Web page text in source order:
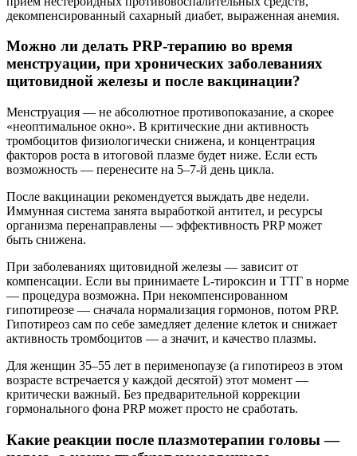
декомпенсированный сахарный диабет, выраженная анемия.
Можно ли делать PRP-терапию во время
менструации, при хронических заболеваниях
щитовидной железы и после вакцинации?
Менструация — не абсолютное противопоказание, а скорее
«неоптимальное окно». В критические дни активность
тромбоцитов физиологически снижена, и концентрация
факторов роста в итоговой плазме будет ниже. Если есть
возможность — перенесите на 5–7-й день цикла.
После вакцинации рекомендуется выждать две недели.
Иммунная система занята выработкой антител, и ресурсы
организма перенаправлены — эффективность PRP может
быть снижена.
При заболеваниях щитовидной железы — зависит от
компенсации. Если вы принимаете L-тироксин и ТТГ в норме
— процедура возможна. При некомпенсированном
гипотиреозе — сначала нормализация гормонов, потом PRP.
Гипотиреоз сам по себе замедляет деление клеток и снижает
активность тромбоцитов — а значит, и качество плазмы.
Для женщин 35–55 лет в перименопаузе (а гипотиреоз в этом
возрасте встречается у каждой десятой) этот момент —
критически важный. Без предварительной коррекции
гормонального фона PRP может просто не сработать.
Какие реакции после плазмотерапии головы —